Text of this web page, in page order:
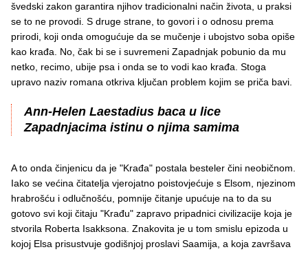
švedski zakon garantira njihov tradicionalni način života, u praksi
se to ne provodi. S druge strane, to govori i o odnosu prema
prirodi, koji onda omogućuje da se mučenje i ubojstvo soba opiše
kao krađa. No, čak bi se i suvremeni Zapadnjak pobunio da mu
netko, recimo, ubije psa i onda se to vodi kao krađa. Stoga
upravo naziv romana otkriva ključan problem kojim se priča bavi.
Ann-Helen Laestadius baca u lice
Zapadnjacima istinu o njima samima
A to onda činjenicu da je "Krađa" postala besteler čini neobičnom.
Iako se većina čitatelja vjerojatno poistovjećuje s Elsom, njezinom
hrabrošću i odlučnošću, pomnije čitanje upućuje na to da su
gotovo svi koji čitaju "Krađu" zapravo pripadnici civilizacije koja je
stvorila Roberta Isakksona. Znakovita je u tom smislu epizoda u
kojoj Elsa prisustvuje godišnjoj proslavi Saamija, a koja završava